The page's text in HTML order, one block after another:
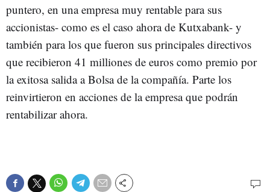
puntero, en una empresa muy rentable para sus
accionistas- como es el caso ahora de Kutxabank- y
también para los que fueron sus principales directivos
que recibieron 41 milliones de euros como premio por
la exitosa salida a Bolsa de la compañía. Parte los
reinvirtieron en acciones de la empresa que podrán
rentabilizar ahora.